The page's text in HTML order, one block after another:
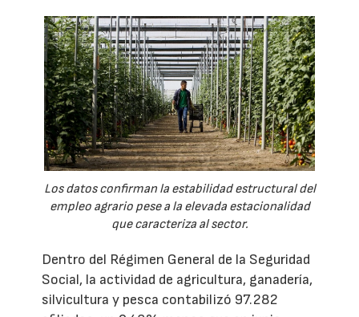
Los datos confirman la estabilidad estructural del
empleo agrario pese a la elevada estacionalidad
que caracteriza al sector.
Dentro del Régimen General de la Seguridad
Social, la actividad de agricultura, ganadería,
silvicultura y pesca contabilizó 97.282